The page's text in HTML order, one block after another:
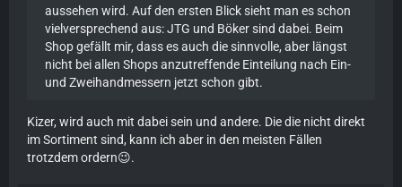
aussehen wird. Auf den ersten Blick sieht man es schon
vielversprechend aus: JTG und Böker sind dabei. Beim
Shop gefällt mir, dass es auch die sinnvolle, aber längst
nicht bei allen Shops anzutreffende Einteilung nach Ein-
und Zweihandmessern jetzt schon gibt.
Kizer, wird auch mit dabei sein und andere. Die die nicht direkt
im Sortiment sind, kann ich aber in den meisten Fällen
trotzdem ordern😉.